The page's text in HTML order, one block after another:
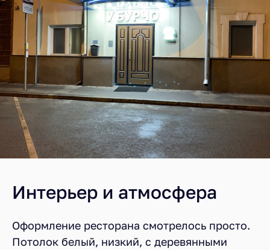
Интерьер и атмосфера
Оформление ресторана смотрелось просто.
Потолок белый, низкий, с деревянными